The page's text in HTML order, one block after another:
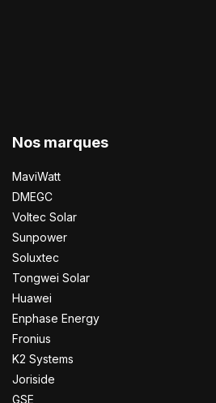
Nos marques
MaviWatt
DMEGC
Voltec Solar
Sunpower
Soluxtec
Tongwei Solar
Huawei
Enphase Energy
Fronius
K2 Systems
Joriside
GSE